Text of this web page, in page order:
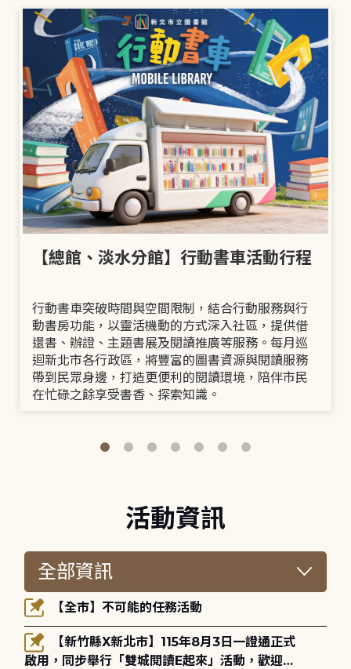
【總館、淡水分館】行動書車活動行程
行動書車突破時間與空間限制，結合行動服務與行
動書房功能，以靈活機動的方式深入社區，提供借
還書、辦證、主題書展及閱讀推廣等服務。每月巡
迴新北市各行政區，將豐富的圖書資源與閱讀服務
帶到民眾身邊，打造更便利的閱讀環境，陪伴市民
在忙碌之餘享受書香、探索知識。
活動資訊
【全市】不可能的任務活動
啟用，同步舉行「雙城閱讀E起來」活動，歡迎踴